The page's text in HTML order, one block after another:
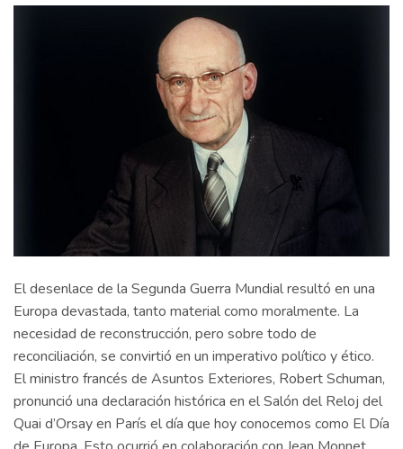
El desenlace de la Segunda Guerra Mundial resultó en una
Europa devastada, tanto material como moralmente. La
necesidad de reconstrucción, pero sobre todo de
reconciliación, se convirtió en un imperativo político y ético.
El ministro francés de Asuntos Exteriores, Robert Schuman,
pronunció una declaración histórica en el Salón del Reloj del
Quai d’Orsay en París el día que hoy conocemos como El Día